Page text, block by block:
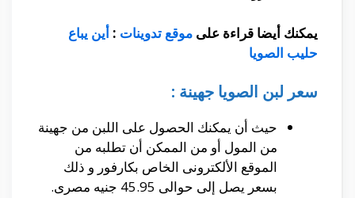
يمكنك أيضا قراءة على موقع تدوينات : أين يباع
حليب الصويا
سعر لبن الصويا جهينة :
حيث أن يمكنك الحصول على اللبن من جهينة
من المول أو من الممكن أن تطلبه من
الموقع الألكترونى الخاص بكارفور و ذلك
بسعر يصل إلى حوالى 45.95 جنيه مصرى.